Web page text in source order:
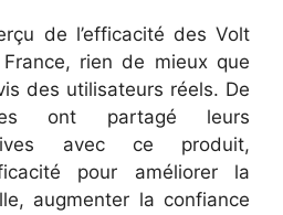
de l’efficacité des Volt
rien de mieux que
des utilisateurs réels. De
ont partagé leurs
avec ce produit,
pour améliorer la
augmenter la confiance